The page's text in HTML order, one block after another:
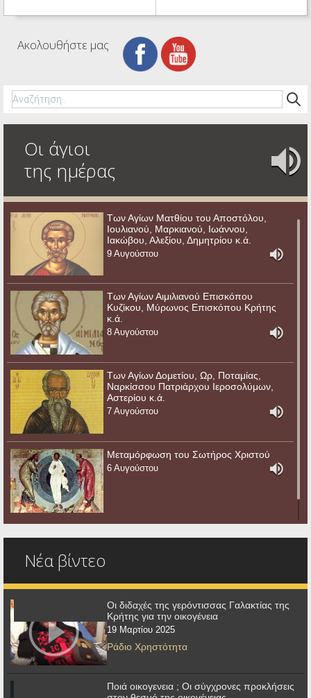
Ακολουθήστε μας
Οι άγιοι
της ημέρας
Των Αγίων Ματθίου του Αποστόλου,
Ιουλιανού, Μαρκιανού, Ιωάννου,
Ιακώβου, Αλεξίου, Δημητρίου κ.ά.
9 Αυγούστου
Των Αγίων Αιμιλιανού Επισκόπου
Κυζίκου, Μύρωνος Επισκόπου Κρήτης
κ.ά.
8 Αυγούστου
Των Αγίων Δομετίου, Ωρ, Ποταμίας,
Ναρκίσσου Πατριάρχου Ιεροσολύμων,
Αστερίου κ.ά.
7 Αυγούστου
Μεταμόρφωση του Σωτήρος Χριστού
6 Αυγούστου
Νέα βίντεο
Οι διδαχές της γερόντισσας Γαλακτίας της
Κρήτης για την οικογένεια
19 Μαρτίου 2025
Ράδιο Χρηστότητα
Ποιά οικογενεια ; Οι σύγχρονες προκλήσεις